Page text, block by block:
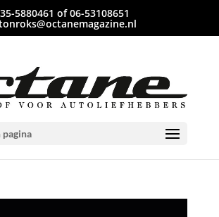
5880461 of 06-53108651
pagina